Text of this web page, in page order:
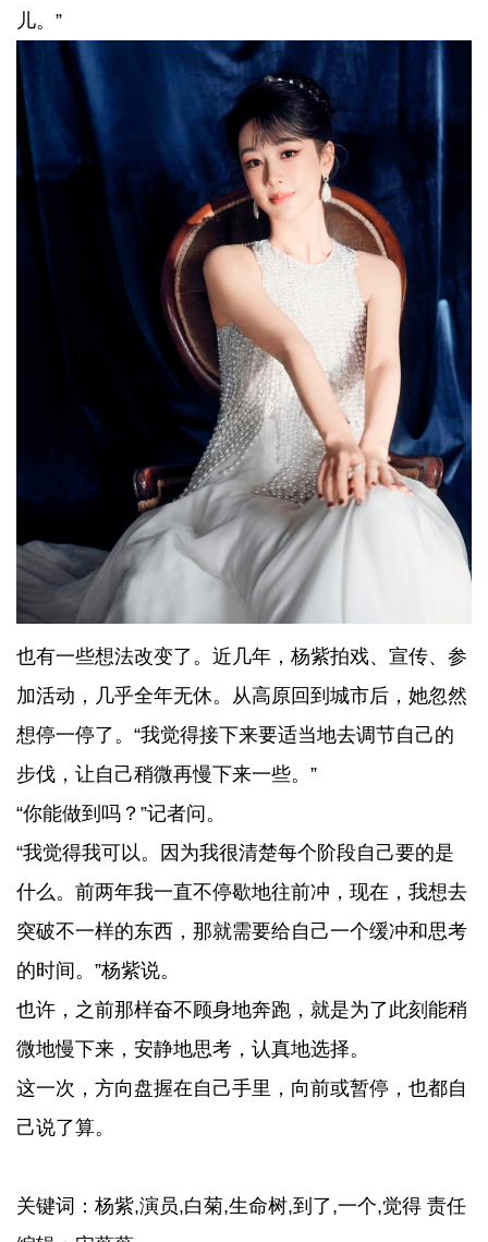
儿。”
也有一些想法改变了。近几年，杨紫拍戏、宣传、参
加活动，几乎全年无休。从高原回到城市后，她忽然
想停一停了。“我觉得接下来要适当地去调节自己的
步伐，让自己稍微再慢下来一些。”
“你能做到吗？”记者问。
“我觉得我可以。因为我很清楚每个阶段自己要的是
什么。前两年我一直不停歇地往前冲，现在，我想去
突破不一样的东西，那就需要给自己一个缓冲和思考
的时间。”杨紫说。
也许，之前那样奋不顾身地奔跑，就是为了此刻能稍
微地慢下来，安静地思考，认真地选择。
这一次，方向盘握在自己手里，向前或暂停，也都自
己说了算。
关键词：杨紫,演员,白菊,生命树,到了,一个,觉得 责任